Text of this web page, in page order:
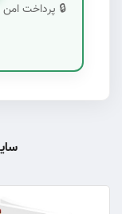
🔒 پرداخت